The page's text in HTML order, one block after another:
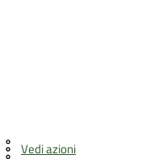
Vedi azioni